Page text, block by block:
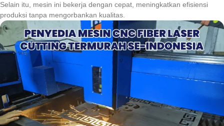
Selain itu, mesin ini bekerja dengan cepat, meningkatkan efisiensi
produksi tanpa mengorbankan kualitas.